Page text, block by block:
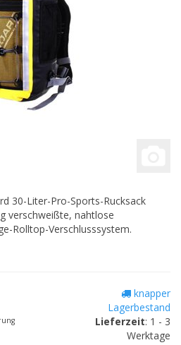
30-Liter-Pro-Sports-Rucksack
verschweißte, nahtlose
Rolltop-Verschlusssystem.
knapper
Lagerbestand
Lieferzeit: 1 - 3
Werktage